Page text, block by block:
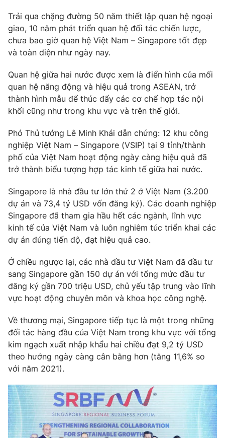
Trải qua chặng đường 50 năm thiết lập quan hệ ngoại
giao, 10 năm phát triển quan hệ đối tác chiến lược,
chưa bao giờ quan hệ Việt Nam – Singapore tốt đẹp
và toàn diện như ngày nay.
Quan hệ giữa hai nước được xem là điển hình của mối
quan hệ năng động và hiệu quả trong ASEAN, trở
thành hình mẫu để thúc đẩy các cơ chế hợp tác nội
khối cũng như trong khu vực và trên thế giới.
Phó Thủ tướng Lê Minh Khái dẫn chứng: 12 khu công
nghiệp Việt Nam – Singapore (VSIP) tại 9 tỉnh/thành
phố của Việt Nam hoạt động ngày càng hiệu quả đã
trở thành biểu tượng hợp tác kinh tế giữa hai nước.
Singapore là nhà đầu tư lớn thứ 2 ở Việt Nam (3.200
dự án và 73,4 tỷ USD vốn đăng ký). Các doanh nghiệp
Singapore đã tham gia hầu hết các ngành, lĩnh vực
kinh tế của Việt Nam và luôn nghiêm túc triển khai các
dự án đúng tiến độ, đạt hiệu quả cao.
Ở chiều ngược lại, các nhà đầu tư Việt Nam đã đầu tư
sang Singapore gần 150 dự án với tổng mức đầu tư
đăng ký gần 700 triệu USD, chủ yếu tập trung vào lĩnh
vực hoạt động chuyên môn và khoa học công nghệ.
Về thương mại, Singapore tiếp tục là một trong những
đối tác hàng đầu của Việt Nam trong khu vực với tổng
kim ngạch xuất nhập khẩu hai chiều đạt 9,2 tỷ USD
theo hướng ngày càng cân bằng hơn (tăng 11,6% so
với năm 2021).